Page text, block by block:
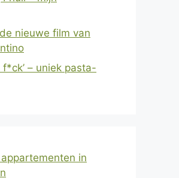
de nieuwe film van
f*ck’ – uniek pasta-